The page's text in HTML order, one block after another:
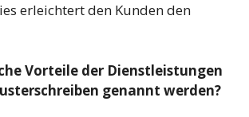
erleichtert den Kunden den
Vorteile der Dienstleistungen
genannt werden?